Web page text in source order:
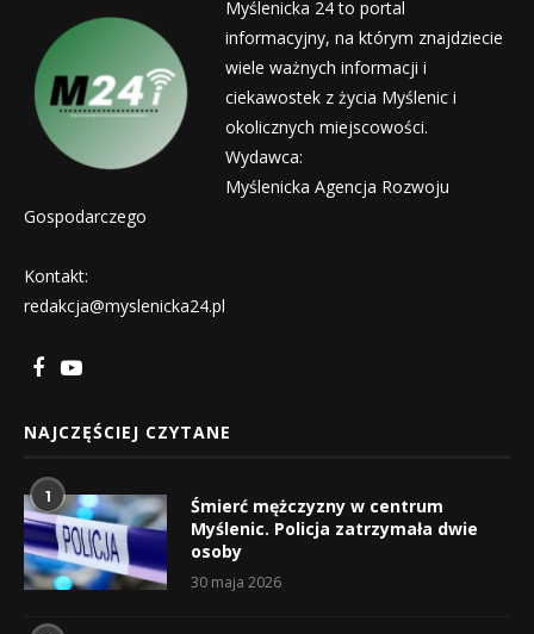
Myślenicka 24 to portal
informacyjny, na którym znajdziecie
wiele ważnych informacji i
ciekawostek z życia Myślenic i
okolicznych miejscowości.
Wydawca:
Myślenicka Agencja Rozwoju
Gospodarczego
Kontakt:
redakcja@myslenicka24.pl
NAJCZĘŚCIEJ CZYTANE
1
Śmierć mężczyzny w centrum
Myślenic. Policja zatrzymała dwie
osoby
30 maja 2026